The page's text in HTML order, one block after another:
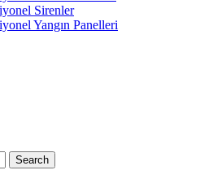
Sirenler
Yangın Panelleri
Search